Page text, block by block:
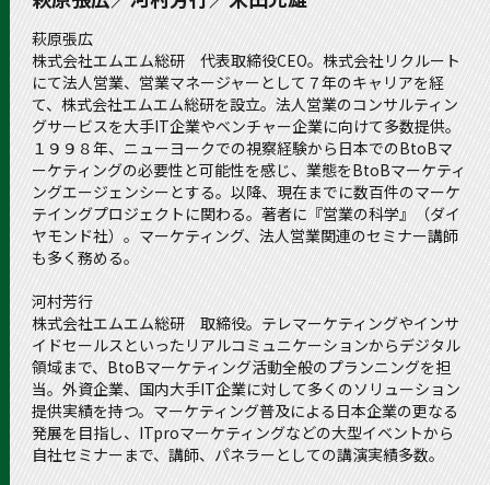
萩原張広
株式会社エムエム総研 代表取締役CEO。株式会社リクルート
にて法人営業、営業マネージャーとして７年のキャリアを経
て、株式会社エムエム総研を設立。法人営業のコンサルティン
グサービスを大手IT企業やベンチャー企業に向けて多数提供。
１９９８年、ニューヨークでの視察経験から日本でのBtoBマ
ーケティングの必要性と可能性を感じ、業態をBtoBマーケティ
ングエージェンシーとする。以降、現在までに数百件のマーケ
テイングプロジェクトに関わる。著者に『営業の科学』（ダイ
ヤモンド社）。マーケティング、法人営業関連のセミナー講師
も多く務める。
河村芳行
株式会社エムエム総研 取締役。テレマーケティングやインサ
イドセールスといったリアルコミュニケーションからデジタル
領域まで、BtoBマーケティング活動全般のプランニングを担
当。外資企業、国内大手IT企業に対して多くのソリューション
提供実績を持つ。マーケティング普及による日本企業の更なる
発展を目指し、ITproマーケティングなどの大型イベントから
自社セミナーまで、講師、パネラーとしての講演実績多数。